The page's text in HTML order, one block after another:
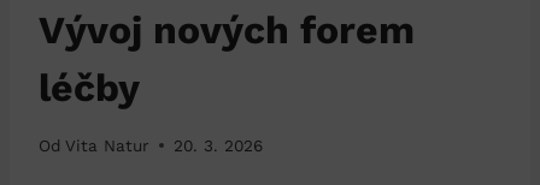
Vývoj nových forem
léčby
Od Vita Natur 20. 3. 2026